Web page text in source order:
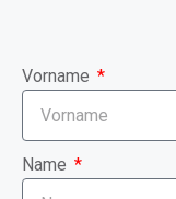
Vorname
Name